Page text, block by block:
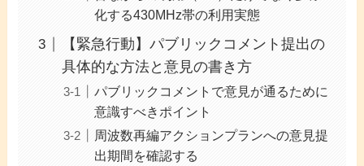
化する430MHz帯の利用実態
【緊急行動】パブリックコメント提出の
具体的な方法と意見の書き方
パブリックコメントで意見が通るために
意識すべきポイント
周波数再編アクションプランへの意見提
出期間を確認する